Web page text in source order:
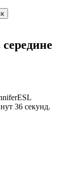
36 секунд.